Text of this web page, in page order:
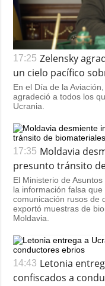
17:25 Zelensky
un cielo pacífico
En el Día de la
agradeció a todos los
Ucrania.
17:35 Moldavia
presunto tránsito
El Ministerio de
la información falsa
comunicación rusos de
exportó muestras de
Moldavia.
14:43 Letonia
confiscados a